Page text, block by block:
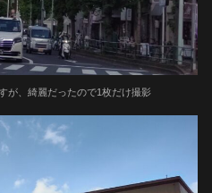
が、綺麗だったので1枚だけ撮影